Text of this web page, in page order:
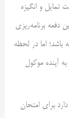
و انگیزه
دفعه برنامه‌ریزی
اما در لحظه
به آینده موکول
برای امتحان